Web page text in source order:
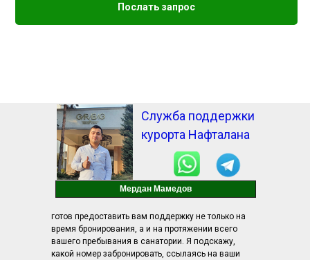
Послать запрос
Служба поддержки
курорта Нафталана
готов предоставить вам поддержку не только на
время бронирования, а и на протяжении всего
вашего пребывания в санатории. Я подскажу,
какой номер забронировать, ссылаясь на ваши
Мердан Мамедов